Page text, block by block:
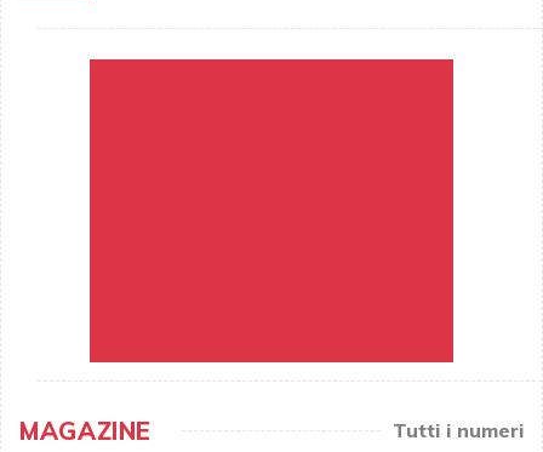
MAGAZINE Tutti i numeri